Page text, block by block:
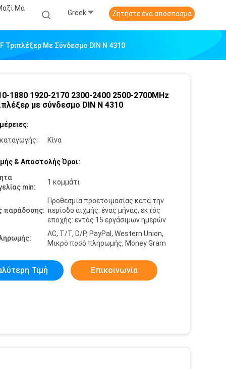
Μα
Greek Ζητήστε ένα απόσπασμα
Τριπλέξερ Με Σύνδεσμο DIN N 4310
1880 1920-2170 2300-2400 2500-2700MHz
με σύνδεσμο DIN N 4310
Κίνα
& Αποστολής Όροι:
min:
1 κομμάτι
παράδοσης:
Προθεσμία προετοιμασίας κατά την
περίοδο αιχμής: ένας μήνας, εκτός
εποχής: εντός 15 εργάσιμων ημερών
ΛC, T/T, D/P, PayPal, Western Union,
Μικρό ποσό πληρωμής, Money Gram
Τιμή Επικοινωνία